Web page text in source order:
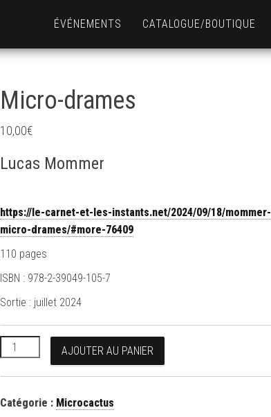
ÉVÉNEMENTS CATALOGUE/BOUTIQUE
Micro-drames
10,00€
Lucas Mommer
https://le-carnet-et-les-instants.net/2024/09/18/mommer-
micro-drames/#more-76409
110 pages
ISBN : 978-2-39049-105-7
Sortie : juillet 2024
quantité de Micro-drames
AJOUTER AU PANIER
Catégorie : Microcactus